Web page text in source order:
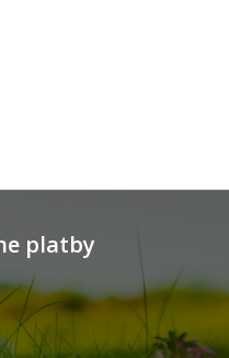
platby